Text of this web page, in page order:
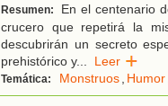
Resumen:
En el centenario
crucero que repetirá la
descubrirán un secreto
prehistórico y... Leer
Temática: Monstruos, Humor